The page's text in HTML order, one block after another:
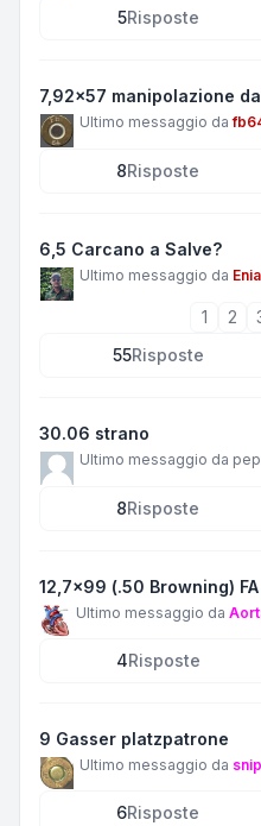
5Risposte
7,92x57 manipolazione
Ultimo messaggio da
8Risposte
6,5 Carcano a Salve?
Ultimo messaggio da
1 2
55Risposte
30.06 strano
Ultimo messaggio da
8Risposte
12,7x99 (.50 Browning)
Ultimo messaggio da
4Risposte
9 Gasser platzpatrone
Ultimo messaggio da
6Risposte